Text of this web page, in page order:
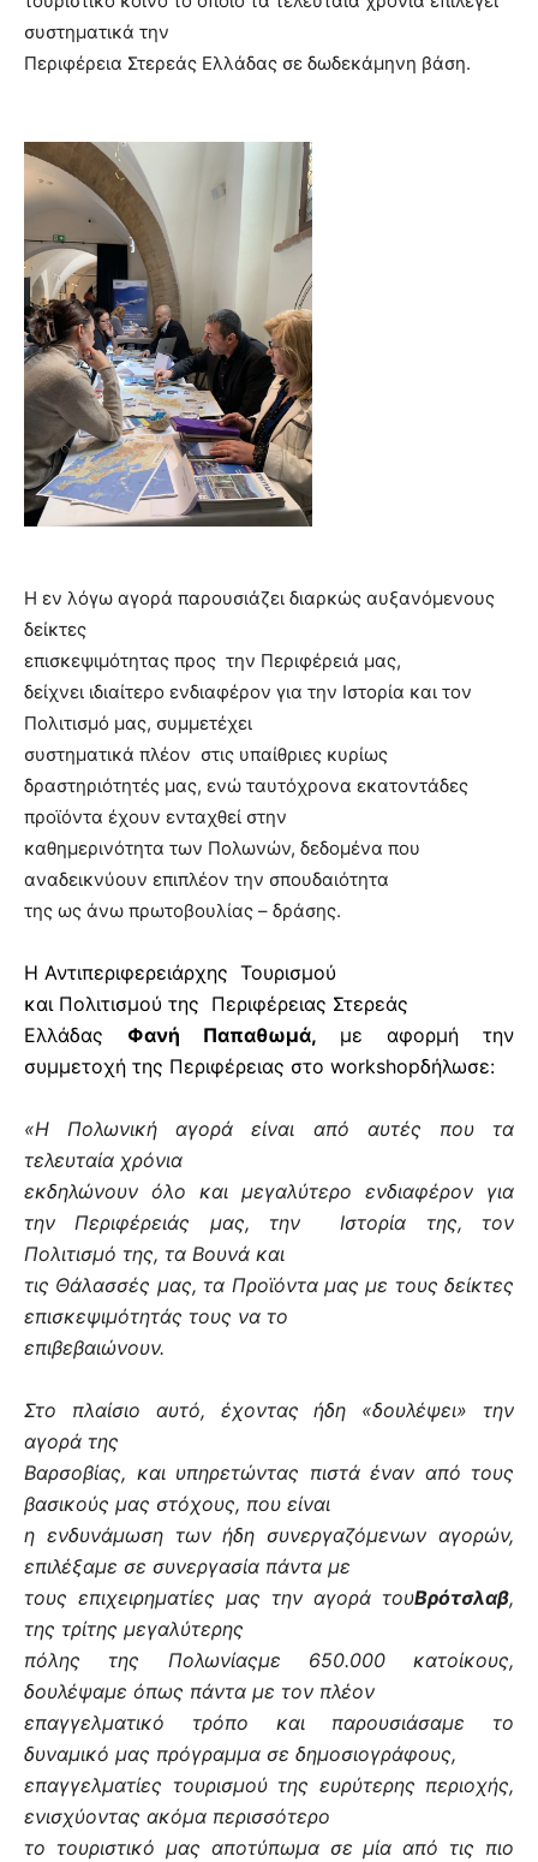
συστηματικά την
Περιφέρεια Στερεάς Ελλάδας σε δωδεκάμηνη βάση.
Η εν λόγω αγορά παρουσιάζει διαρκώς αυξανόμενους
δείκτες
επισκεψιμότητας προς την Περιφέρειά μας,
δείχνει ιδιαίτερο ενδιαφέρον για την Ιστορία και τον
Πολιτισμό μας, συμμετέχει
συστηματικά πλέον στις υπαίθριες κυρίως
δραστηριότητές μας, ενώ ταυτόχρονα εκατοντάδες
προϊόντα έχουν ενταχθεί στην
καθημερινότητα των Πολωνών, δεδομένα που
αναδεικνύουν επιπλέον την σπουδαιότητα
της ως άνω πρωτοβουλίας – δράσης.
Η Αντιπεριφερειάρχης Τουρισμού
και Πολιτισμού της Περιφέρειας Στερεάς
Ελλάδας Φανή Παπαθωμά, με αφορμή την
συμμετοχή της Περιφέρειας στο workshopδήλωσε:
«Η Πολωνική αγορά είναι από αυτές που τα
τελευταία χρόνια
εκδηλώνουν όλο και μεγαλύτερο ενδιαφέρον για
την Περιφέρειάς μας, την
Ιστορία της, τον
Πολιτισμό της, τα Βουνά και
τις Θάλασσές μας, τα Προϊόντα μας με τους δείκτες
επισκεψιμότητάς τους να το
επιβεβαιώνουν.
Στο πλαίσιο αυτό, έχοντας ήδη «δουλέψει» την
αγορά της
Βαρσοβίας, και υπηρετώντας πιστά έναν από τους
βασικούς μας στόχους, που είναι
η ενδυνάμωση των ήδη συνεργαζόμενων αγορών,
επιλέξαμε σε συνεργασία πάντα με
τους επιχειρηματίες μας την αγορά τουΒρότσλαβ,
της τρίτης μεγαλύτερης
πόλης της Πολωνίαςμε 650.000 κατοίκους,
δουλέψαμε όπως πάντα με τον πλέον
επαγγελματικό τρόπο και παρουσιάσαμε το
δυναμικό μας πρόγραμμα σε δημοσιογράφους,
επαγγελματίες τουρισμού της ευρύτερης περιοχής,
ενισχύοντας ακόμα περισσότερο
το τουριστικό μας αποτύπωμα σε μία από τις πιο